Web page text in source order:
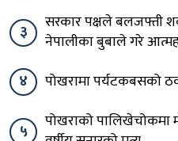
३
सरकार पक्षले बलजफ्ती
नेपालीका बुबाले गरे
४
पोखरामा पर्यटकबसको
५
पोखराको पालिखेचोकमा